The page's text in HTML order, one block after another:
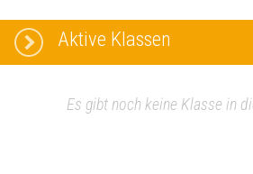
Aktive Klassen
Es gibt noch keine Klasse in